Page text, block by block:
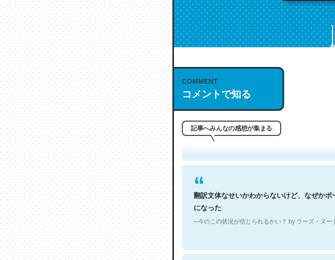
COMMENT
コメントで知る
記事へみんなの感想が集まる
これは名文。彼はとてもクレバーなんだろう
もお勧め。自分はこの流れ好き。Let’s
─今のこの状況が信じられるかい？ by ラーズ・ヌー
翻訳文体なせいかわからないけど、なぜか
になった
─今のこの状況が信じられるかい？ by ラーズ・ヌー